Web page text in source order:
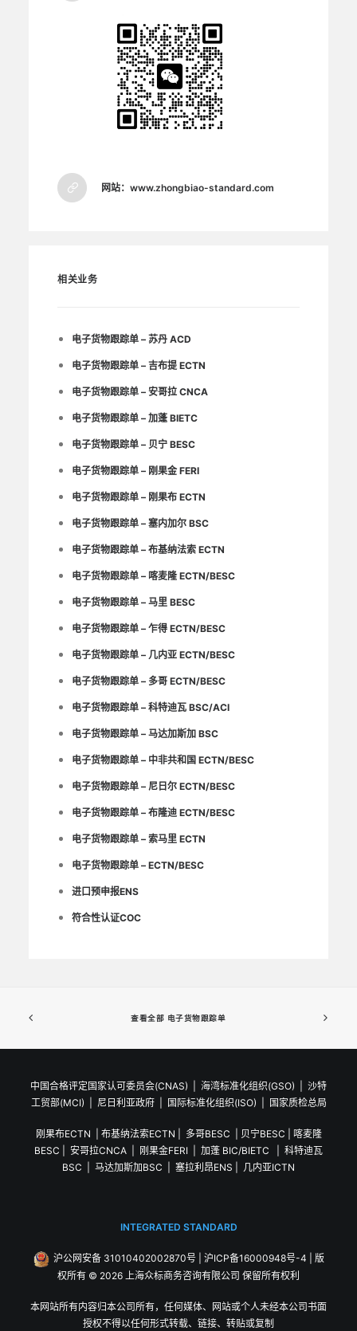
网站： www.zhongbiao-standard.com
相关业务
电子货物跟踪单 – 苏丹 ACD
电子货物跟踪单 – 吉布提 ECTN
电子货物跟踪单 – 安哥拉 CNCA
电子货物跟踪单 – 加蓬 BIETC
电子货物跟踪单 – 贝宁 BESC
电子货物跟踪单 – 刚果金 FERI
电子货物跟踪单 – 刚果布 ECTN
电子货物跟踪单 – 塞内加尔 BSC
电子货物跟踪单 – 布基纳法索 ECTN
电子货物跟踪单 – 喀麦隆 ECTN/BESC
电子货物跟踪单 – 马里 BESC
电子货物跟踪单 – 乍得 ECTN/BESC
电子货物跟踪单 – 几内亚 ECTN/BESC
电子货物跟踪单 – 多哥 ECTN/BESC
电子货物跟踪单 – 科特迪瓦 BSC/ACI
电子货物跟踪单 – 马达加斯加 BSC
电子货物跟踪单 – 中非共和国 ECTN/BESC
电子货物跟踪单 – 尼日尔 ECTN/BESC
电子货物跟踪单 – 布隆迪 ECTN/BESC
电子货物跟踪单 – 索马里 ECTN
电子货物跟踪单 – ECTN/BESC
进口预申报ENS
符合性认证COC
查看全部 电子货物跟踪单
中国合格评定国家认可委员会(CNAS) 海湾标准化组织(GSO)
沙特
工贸部(MCI)
尼日利亚政府| 国际标准化组织(ISO) 国家质检总局
刚果布ECTN 布基纳法索ECTN 多哥BESC 贝宁BESC
喀麦隆
BESC
安哥拉CNCA 刚果金FERI 加蓬 BIC/BIETC
科特迪瓦
BSC
马达加斯加BSC 塞拉利昂ENS 几内亚ICTN
INTEGRATED STANDARD
沪公网安备 31010402002870号| 沪ICP备16000948号-4 | 版
权所有 © 2026 上海众标商务咨询有限公司 保留所有权利
本网站所有内容归本公司所有，任何媒体、网站或个人未经本公司书面
授权不得以任何形式转载、链接、转贴或复制